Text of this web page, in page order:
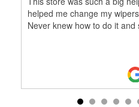
helped me change my
Never knew how to do it and